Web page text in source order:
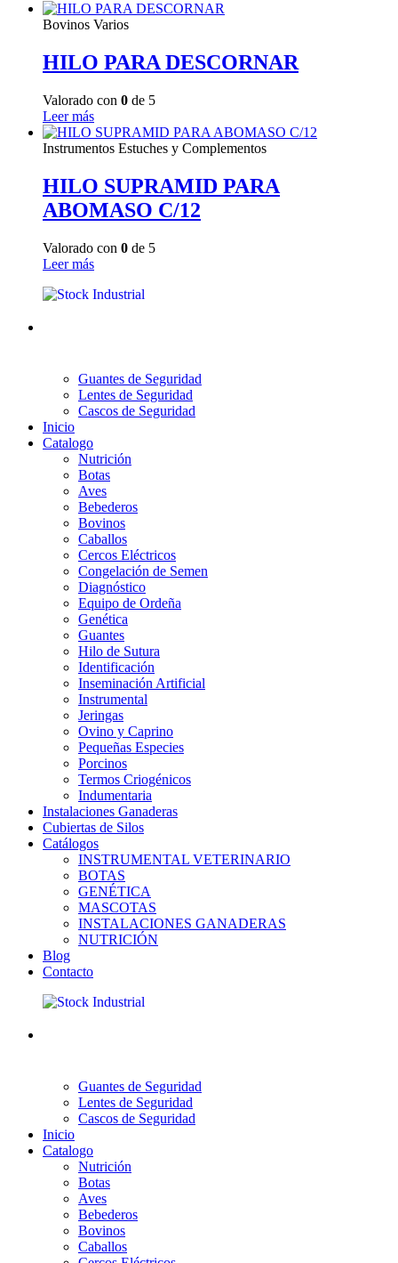
Bovinos Varios
HILO PARA DESCORNAR
Valorado con 0 de 5
Leer más
Instrumentos Estuches y Complementos
HILO SUPRAMID PARA
ABOMASO C/12
Valorado con 0 de 5
Leer más
Guantes de Seguridad
Lentes de Seguridad
Cascos de Seguridad
Inicio
Catalogo
Nutrición
Botas
Aves
Bebederos
Bovinos
Caballos
Cercos Eléctricos
Congelación de Semen
Diagnóstico
Equipo de Ordeña
Genética
Guantes
Hilo de Sutura
Identificación
Inseminación Artificial
Instrumental
Jeringas
Ovino y Caprino
Pequeñas Especies
Porcinos
Termos Criogénicos
Indumentaria
Instalaciones Ganaderas
Cubiertas de Silos
Catálogos
INSTRUMENTAL VETERINARIO
BOTAS
GENÉTICA
MASCOTAS
INSTALACIONES GANADERAS
NUTRICIÓN
Blog
Contacto
Guantes de Seguridad
Lentes de Seguridad
Cascos de Seguridad
Inicio
Catalogo
Nutrición
Botas
Aves
Bebederos
Bovinos
Caballos